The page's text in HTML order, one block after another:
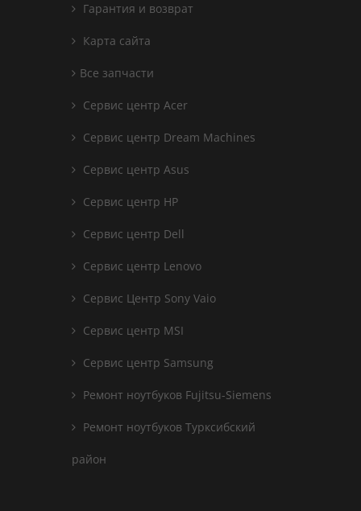
Гарантия и возврат
Карта сайта
Все запчасти
Сервис центр Acer
Сервис центр Dream Machines
Сервис центр Asus
Сервис центр HP
Сервис центр Dell
Сервис центр Lenovo
Сервис Центр Sony Vaio
Сервис центр MSI
Сервис центр Samsung
Ремонт ноутбуков Fujitsu-Siemens
Ремонт ноутбуков Турксибский
район